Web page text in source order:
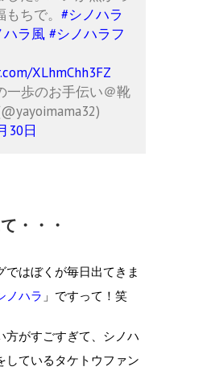
ちで。 #シノハラ
ハラ風 #シノハラフ
XLhmChh3FZ
一歩のお手伝い＠靴
30日
・・・
ではぼくが毎日出てきま
ノハラ 」ですって！笑
方がすごすぎて、シノハ
しているタケトウファン